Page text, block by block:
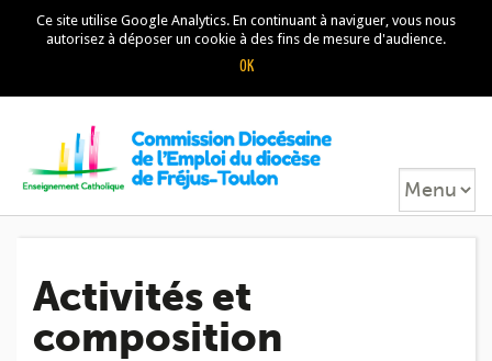
Ce site utilise Google Analytics. En continuant à naviguer, vous nous
autorisez à déposer un cookie à des fins de mesure d'audience.
Activités et
composition